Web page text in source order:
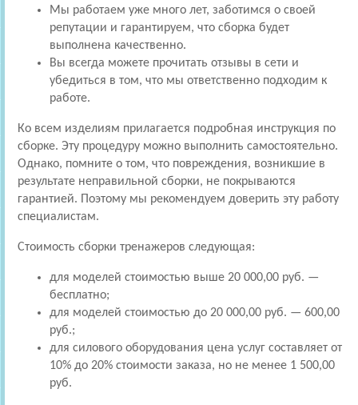
Мы работаем уже много лет, заботимся о своей
репутации и гарантируем, что сборка будет
выполнена качественно.
Вы всегда можете прочитать отзывы в сети и
убедиться в том, что мы ответственно подходим к
работе.
Ко всем изделиям прилагается подробная инструкция по
сборке. Эту процедуру можно выполнить самостоятельно.
Однако, помните о том, что повреждения, возникшие в
результате неправильной сборки, не покрываются
гарантией. Поэтому мы рекомендуем доверить эту работу
специалистам.
Стоимость сборки тренажеров следующая:
для моделей стоимостью выше 20 000,00 руб. —
бесплатно;
для моделей стоимостью до 20 000,00 руб. — 600,00
руб.;
для силового оборудования цена услуг составляет от
10% до 20% стоимости заказа, но не менее 1 500,00
руб.